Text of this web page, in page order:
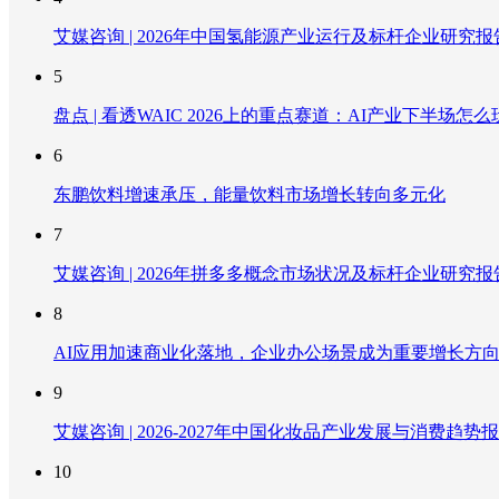
艾媒咨询 | 2026年中国氢能源产业运行及标杆企业研究报
5
盘点 | 看透WAIC 2026上的重点赛道：AI产业下半场怎么
6
东鹏饮料增速承压，能量饮料市场增长转向多元化
7
艾媒咨询 | 2026年拼多多概念市场状况及标杆企业研究报
8
AI应用加速商业化落地，企业办公场景成为重要增长方向
9
艾媒咨询 | 2026-2027年中国化妆品产业发展与消费趋势
10